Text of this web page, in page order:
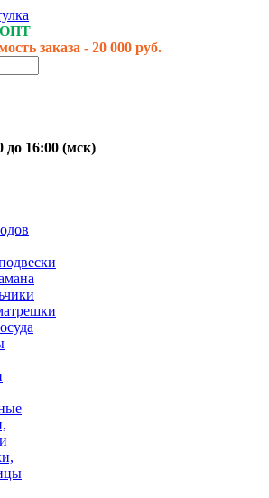
заказа - 20 000 руб.
до 16:00 (мск)